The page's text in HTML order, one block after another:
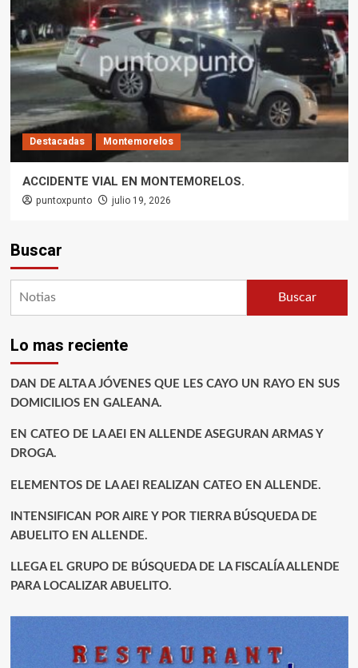
Destacadas Montemorelos
ACCIDENTE VIAL EN MONTEMORELOS.
puntoxpunto julio 19, 2026
Buscar
Buscar
Lo mas reciente
DAN DE ALTA A JÓVENES QUE LES CAYO UN RAYO EN SUS
DOMICILIOS EN GALEANA.
EN CATEO DE LA AEI EN ALLENDE ASEGURAN ARMAS Y
DROGA.
ELEMENTOS DE LA AEI REALIZAN CATEO EN ALLENDE.
INTENSIFICAN POR AIRE Y POR TIERRA BÚSQUEDA DE
ABUELITO EN ALLENDE.
LLEGA EL GRUPO DE BÚSQUEDA DE LA FISCALÍA ALLENDE
PARA LOCALIZAR ABUELITO.